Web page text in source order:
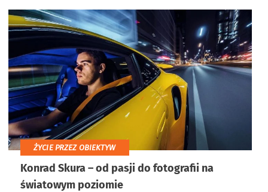
ŻYCIE PRZEZ OBIEKTYW
Konrad Skura – od pasji do fotografii na
światowym poziomie